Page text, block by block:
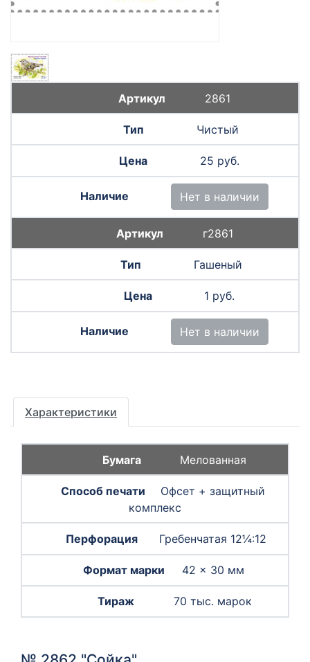
2861
Чистый
25 руб.
Нет в наличии
г2861
Гашеный
1 руб.
Нет в наличии
Характеристики
Мелованная
Офсет + защитный
комплекс
Гребенчатая 12¼:12
42 × 30 мм
70 тыс. марок